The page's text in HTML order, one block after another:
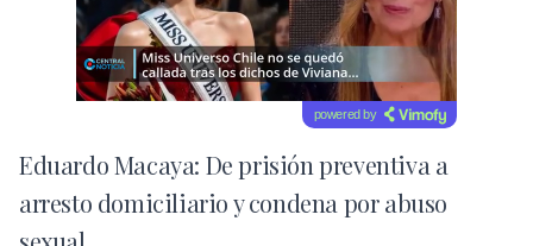
powered by
Eduardo Macaya: De prisión preventiva a
arresto domiciliario y condena por abuso